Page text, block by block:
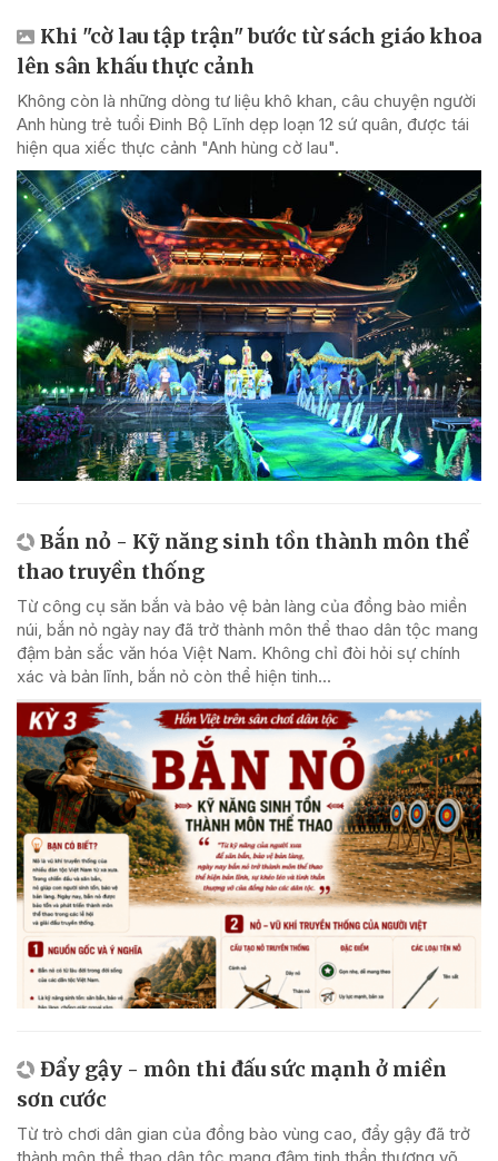
Khi "cờ lau tập trận" bước từ sách giáo khoa
lên sân khấu thực cảnh
Không còn là những dòng tư liệu khô khan, câu chuyện người
Anh hùng trẻ tuổi Đinh Bộ Lĩnh dẹp loạn 12 sứ quân, được tái
hiện qua xiếc thực cảnh "Anh hùng cờ lau".
Bắn nỏ - Kỹ năng sinh tồn thành môn thể
thao truyền thống
Từ công cụ săn bắn và bảo vệ bản làng của đồng bào miền
núi, bắn nỏ ngày nay đã trở thành môn thể thao dân tộc mang
đậm bản sắc văn hóa Việt Nam. Không chỉ đòi hỏi sự chính
xác và bản lĩnh, bắn nỏ còn thể hiện tinh...
Đẩy gậy - môn thi đấu sức mạnh ở miền
sơn cước
Từ trò chơi dân gian của đồng bào vùng cao, đẩy gậy đã trở